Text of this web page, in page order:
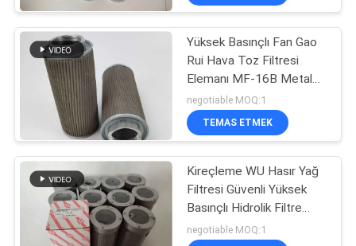
HABERLER
VAKALAR
HARITASI
PRIVACY
POLICY
Yağlama Yağı
Filtresi
Yüksek Basınçlı Fan Gao
Rui Hava Toz Filtresi
Elemanı MF-16B Metal
Yağ Izgarası Antikorozif
negotiable MOQ:1
TEMAS ETMEK
Kireçleme WU Hasır Yağ
Filtresi Güvenli Yüksek
Basınçlı Hidrolik Filtre
Elemanı ISO9001
negotiable MOQ:1